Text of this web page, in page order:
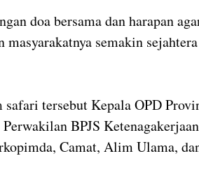
doa bersama dan harapan
masyarakatnya semakin
safari tersebut Kepala OPD
BPJS
Camat, Alim Ulama,